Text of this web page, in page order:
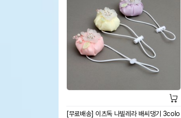
[무료배송] 이츠독 나빌레라 배씨댕기 3colo